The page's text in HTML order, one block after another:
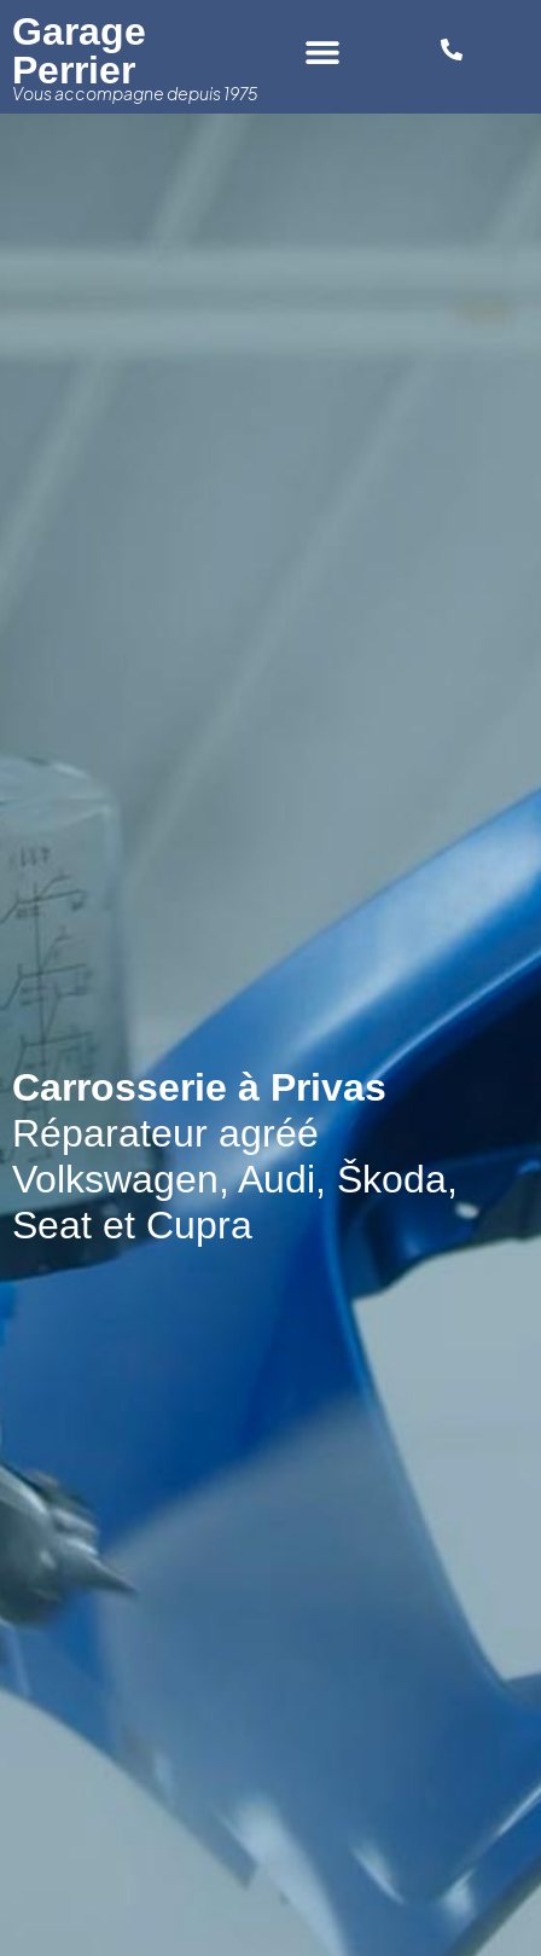
Garage
Perrier
Vous accompagne depuis 1975
Carrosserie à Privas
Réparateur agréé
Volkswagen, Audi, Škoda,
Seat et Cupra